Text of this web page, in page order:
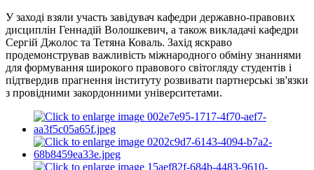
У заході взяли участь завідувач кафедри державно-правових
дисциплін Геннадій Волошкевич, а також викладачі кафедри
Сергій Джолос та Тетяна Коваль. Захід яскраво
продемонстрував важливість міжнародного обміну знаннями
для формування широкого правового світогляду студентів і
підтвердив прагнення інституту розвивати партнерські зв'язки
з провідними закордонними університетами.